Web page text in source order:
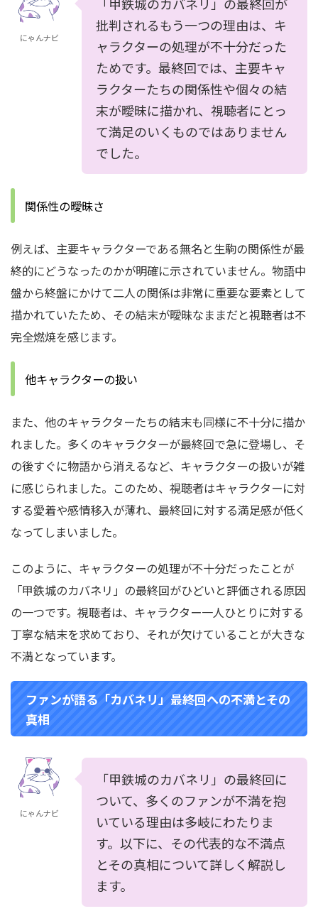
にゃんナビ
批判されるもう一つの理由は、キ
ャラクターの処理が不十分だった
ためです。最終回では、主要キャ
ラクターたちの関係性や個々の結
末が曖昧に描かれ、視聴者にとっ
て満足のいくものではありません
でした。
関係性の曖昧さ
例えば、主要キャラクターである無名と生駒の関係性が最
終的にどうなったのかが明確に示されていません。物語中
盤から終盤にかけて二人の関係は非常に重要な要素として
描かれていたため、その結末が曖昧なままだと視聴者は不
完全燃焼を感じます。
他キャラクターの扱い
また、他のキャラクターたちの結末も同様に不十分に描か
れました。多くのキャラクターが最終回で急に登場し、そ
の後すぐに物語から消えるなど、キャラクターの扱いが雑
に感じられました。このため、視聴者はキャラクターに対
する愛着や感情移入が薄れ、最終回に対する満足感が低く
なってしまいました。
このように、キャラクターの処理が不十分だったことが
「甲鉄城のカバネリ」の最終回がひどいと評価される原因
の一つです。視聴者は、キャラクター一人ひとりに対する
丁寧な結末を求めており、それが欠けていることが大きな
不満となっています。
ファンが語る「カバネリ」最終回への不満とその
真相
にゃんナビ
「甲鉄城のカバネリ」の最終回に
ついて、多くのファンが不満を抱
いている理由は多岐にわたりま
す。以下に、その代表的な不満点
とその真相について詳しく解説し
ます。